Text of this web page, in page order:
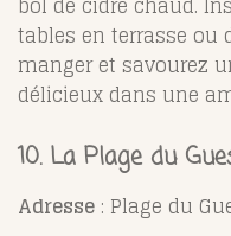
tables en terrasse ou
manger et savourez
délicieux dans une
10. La Plage du
Adresse : Plage du